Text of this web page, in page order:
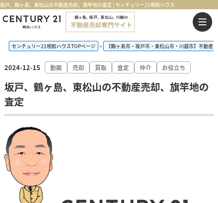
坂戸、鶴ヶ島、東松山の不動産売却、旗竿地の査定 | センチュリー21明和ハウス
センチュリー21明和ハウスTOPページ 【鶴ヶ島市・坂戸市・東松山市・川越市】不動産
2024-12-15 動画 売却 買取 査定 仲介 お役立ち
坂戸、鶴ヶ島、東松山の不動産売却、旗竿地の
査定